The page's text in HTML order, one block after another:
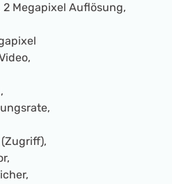
Megapixel Auflösung,